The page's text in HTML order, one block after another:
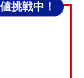
挑戦中！